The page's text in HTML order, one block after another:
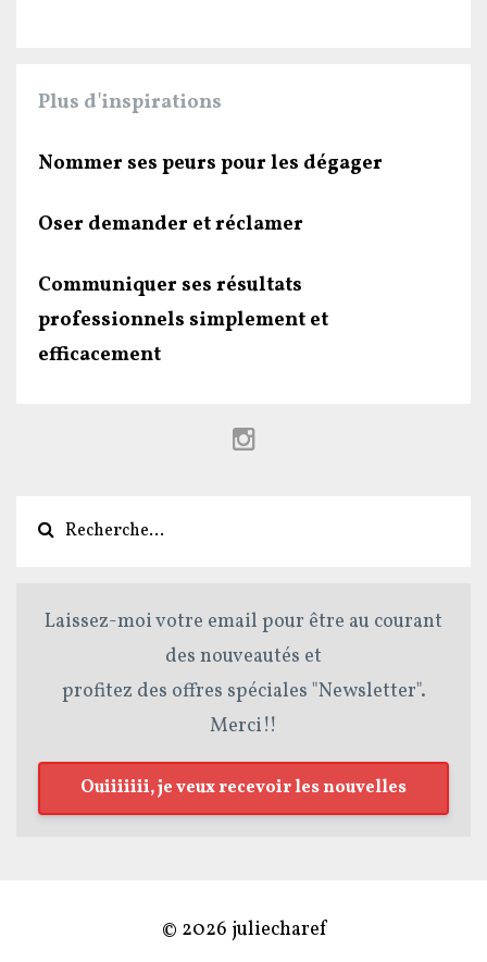
Plus d'inspirations
Nommer ses peurs pour les dégager
Oser demander et réclamer
Communiquer ses résultats
professionnels simplement et
efficacement
Laissez-moi votre email pour être au courant
des nouveautés et
profitez des offres spéciales "Newsletter".
Merci!!
Ouiiiiiii, je veux recevoir les nouvelles
© 2026 juliecharef